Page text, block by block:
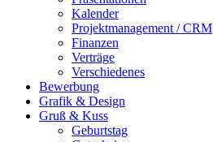
Kalender
Projektmanagement / CRM
Finanzen
Verträge
Verschiedenes
Bewerbung
Grafik & Design
Gruß & Kuss
Geburtstag